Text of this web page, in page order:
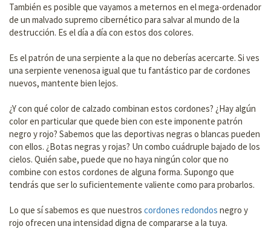
También es posible que vayamos a meternos en el mega-ordenador
de un malvado supremo cibernético para salvar al mundo de la
destrucción. Es el día a día con estos dos colores.
Es el patrón de una serpiente a la que no deberías acercarte. Si ves
una serpiente venenosa igual que tu fantástico par de cordones
nuevos, mantente bien lejos.
¿Y con qué color de calzado combinan estos cordones? ¿Hay algún
color en particular que quede bien con este imponente patrón
negro y rojo? Sabemos que las deportivas negras o blancas pueden
con ellos. ¿Botas negras y rojas? Un combo cuádruple bajado de los
cielos. Quién sabe, puede que no haya ningún color que no
combine con estos cordones de alguna forma. Supongo que
tendrás que ser lo suficientemente valiente como para probarlos.
Lo que sí sabemos es que nuestros cordones redondos negro y
rojo ofrecen una intensidad digna de compararse a la tuya.